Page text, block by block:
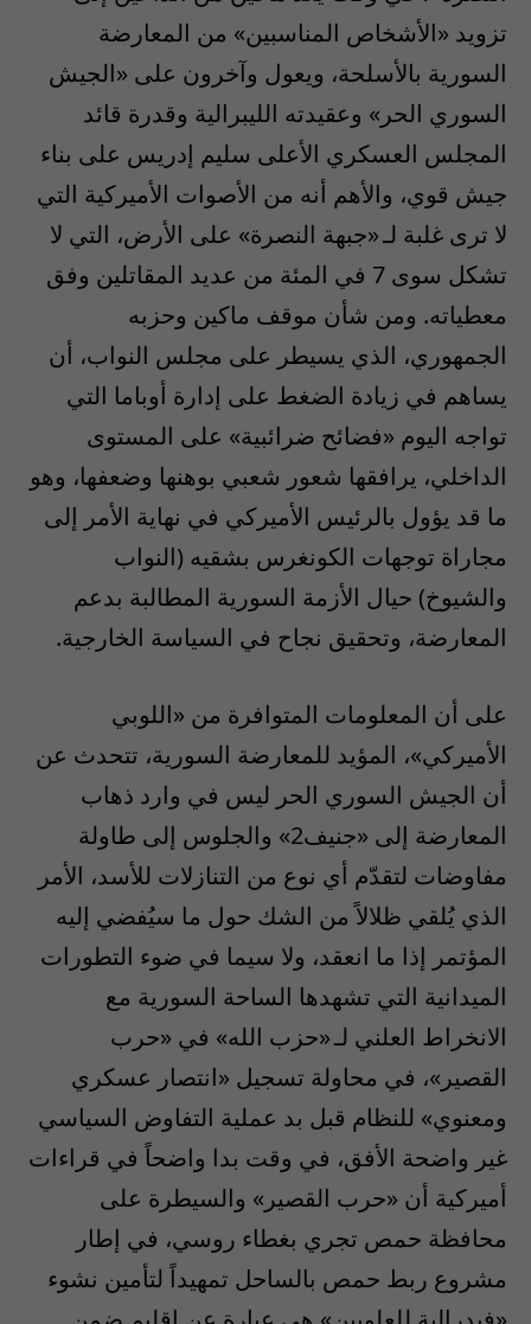
تزويد «الأشخاص المناسبين» من المعارضة
السورية بالأسلحة، ويعول وآخرون على «الجيش
السوري الحر» وعقيدته الليبرالية وقدرة قائد
المجلس العسكري الأعلى سليم إدريس على بناء
جيش قوي، والأهم أنه من الأصوات الأميركية التي
لا ترى غلبة لـ «جبهة النصرة» على الأرض، التي لا
تشكل سوى 7 في المئة من عديد المقاتلين وفق
معطياته. ومن شأن موقف ماكين وحزبه
الجمهوري، الذي يسيطر على مجلس النواب، أن
يساهم في زيادة الضغط على إدارة أوباما التي
تواجه اليوم «فضائح ضرائبية» على المستوى
الداخلي، يرافقها شعور شعبي بوهنها وضعفها، وهو
ما قد يؤول بالرئيس الأميركي في نهاية الأمر إلى
مجاراة توجهات الكونغرس بشقيه (النواب
والشيوخ) حيال الأزمة السورية المطالبة بدعم
المعارضة، وتحقيق نجاح في السياسة الخارجية.
على أن المعلومات المتوافرة من «اللوبي
الأميركي»، المؤيد للمعارضة السورية، تتحدث عن
أن الجيش السوري الحر ليس في وارد ذهاب
المعارضة إلى «جنيف2» والجلوس إلى طاولة
مفاوضات لتقدّم أي نوع من التنازلات للأسد، الأمر
الذي يُلقي ظلالاً من الشك حول ما سيُفضي إليه
المؤتمر إذا ما انعقد، ولا سيما في ضوء التطورات
الميدانية التي تشهدها الساحة السورية مع
الانخراط العلني لـ «حزب الله» في «حرب
القصير»، في محاولة تسجيل «انتصار عسكري
ومعنوي» للنظام قبل بد عملية التفاوض السياسي
غير واضحة الأفق، في وقت بدا واضحاً في قراءات
أميركية أن «حرب القصير» والسيطرة على
محافظة حمص تجري بغطاء روسي، في إطار
مشروع ربط حمص بالساحل تمهيداً لتأمين نشوء